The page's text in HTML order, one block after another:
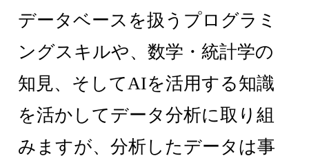
データベースを扱うプログラミ
ングスキルや、数学・統計学の
知見、そしてAIを活用する知識
を活かしてデータ分析に取り組
みますが、分析したデータは事